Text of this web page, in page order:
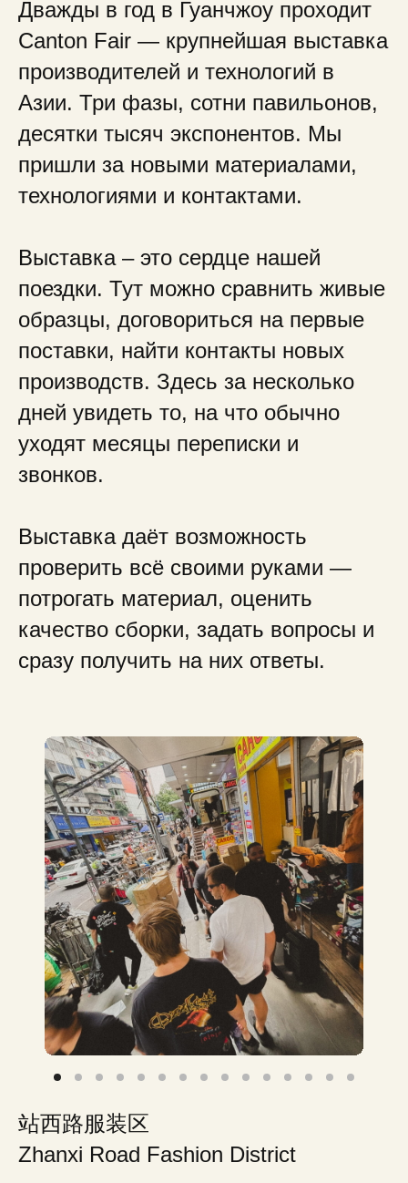
Дважды в год в Гуанчжоу проходит
Canton Fair — крупнейшая выставка
производителей и технологий в
Азии. Три фазы, сотни павильонов,
десятки тысяч экспонентов. Мы
пришли за новыми материалами,
технологиями и контактами.
Выставка – это сердце нашей
поездки. Тут можно сравнить живые
образцы, договориться на первые
поставки, найти контакты новых
производств. Здесь за несколько
дней увидеть то, на что обычно
уходят месяцы переписки и
звонков.
Выставка даёт возможность
проверить всё своими руками —
потрогать материал, оценить
качество сборки, задать вопросы и
сразу получить на них ответы.
站西路服装区
Zhanxi Road Fashion District